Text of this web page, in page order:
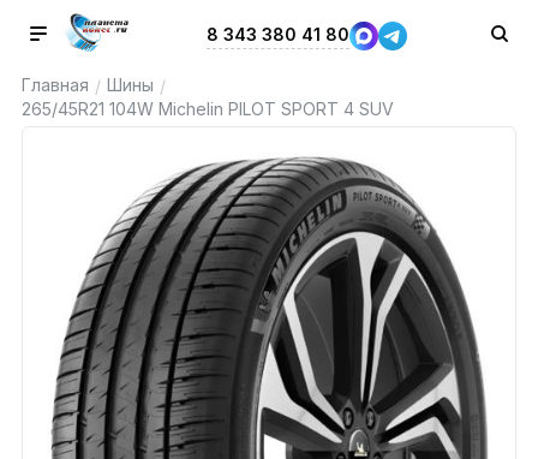
8 343 380 41 80
Главная / Шины /
265/45R21 104W Michelin PILOT SPORT 4 SUV